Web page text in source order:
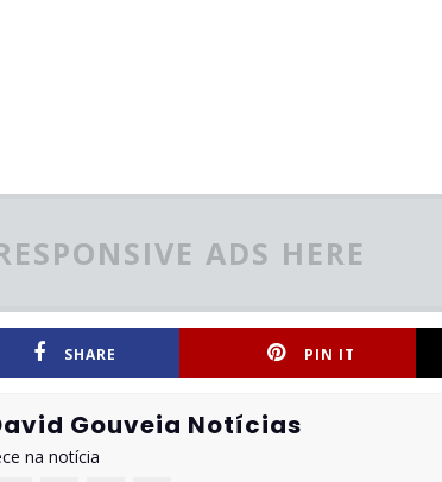
ADS HERE
SHARE PIN IT
Gouveia Notícias
na notícia